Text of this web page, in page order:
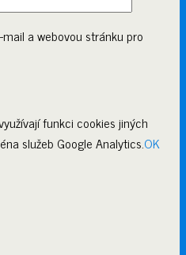
a webovou stránku pro
funkci cookies jiných
služeb Google Analytics.OK